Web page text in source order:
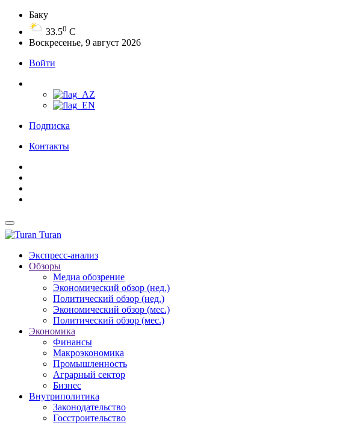
Баку
33.50 C
Воскресенье, 9 август 2026
Войти
Подписка
Контакты
Turan
Экспресс-анализ
Обзоры
Медиа обозрение
Экономический обзор (нед.)
Политический обзор (нед.)
Экономический обзор (мес.)
Политический обзор (мес.)
Экономика
Финансы
Макроэкономика
Промышленность
Аграрный сектор
Бизнес
Внутриполитика
Законодательство
Госстроительство